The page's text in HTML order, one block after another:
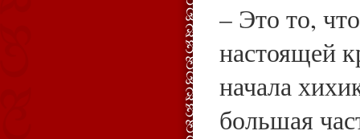
– Это то,
настоящей
начала
большая